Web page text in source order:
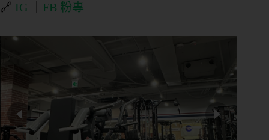
🔗 IG FB 粉專
狀
態